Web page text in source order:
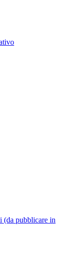
pubblicare in